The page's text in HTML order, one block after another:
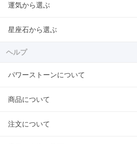
運気から選ぶ
星座石から選ぶ
ヘルプ
パワーストーンについて
商品について
注文について